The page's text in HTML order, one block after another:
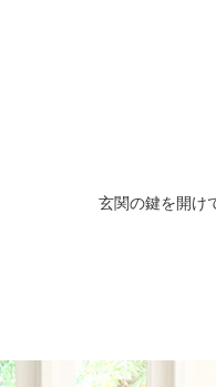
玄関の鍵を開け